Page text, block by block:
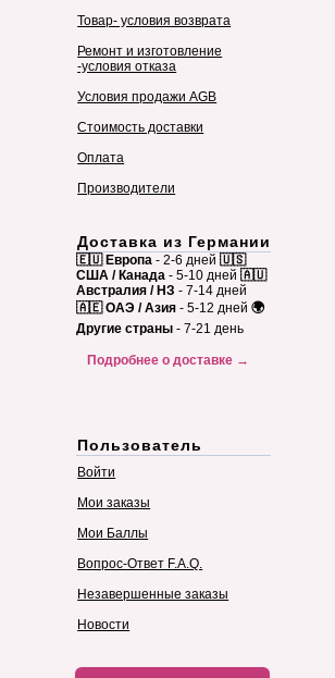
Товар- условия возврата
Ремонт и изготовление
-условия отказа
Условия продажи AGB
Стоимость доставки
Оплата
Производители
Доставка из Германии
🇪🇺 Европа - 2-6 дней 🇺🇸
США / Канада - 5-10 дней 🇦🇺
Австралия / НЗ - 7-14 дней
🇦🇪 ОАЭ / Азия - 5-12 дней 🌍
Другие страны - 7-21 день
Подробнее о доставке →
Пользователь
Войти
Мои заказы
Мои Баллы
Вопрос-Ответ F.A.Q.
Незавершенные заказы
Новости